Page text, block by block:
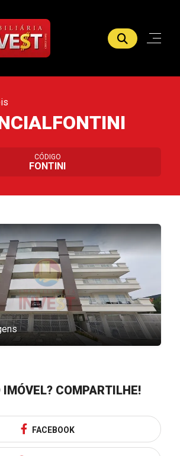
CÓDIGO
FONTINI
IMÓVEL? COMPARTILHE!
FACEBOOK